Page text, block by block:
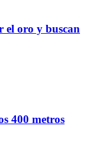
el oro y buscan
400 metros